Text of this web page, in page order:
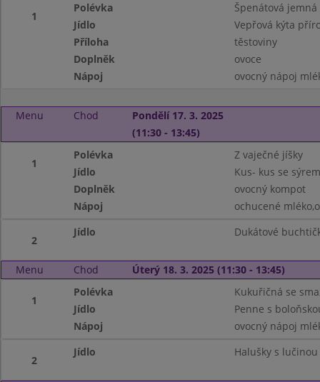
1
Polévka
Špenátová jemná
Jídlo
Vepřová kýta
Příloha
těstoviny
Doplněk
ovoce
Nápoj
ovocný nápoj
Menu Chod
Pondělí 17. 3. 2025
(11:30 - 13:45)
1
Polévka
Z vaječné jíšky
Jídlo
Kus- kus se
Doplněk
ovocný kompot
Nápoj
ochucené
2
Jídlo Dukátové
Menu Chod Úterý 18. 3. 2025 (11:30 - 13:45)
1
Polévka
Kukuřičná se
Jídlo
Penne s
Nápoj
ovocný nápoj
2
Jídlo Halušky s